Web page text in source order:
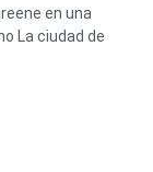
en una
La ciudad de